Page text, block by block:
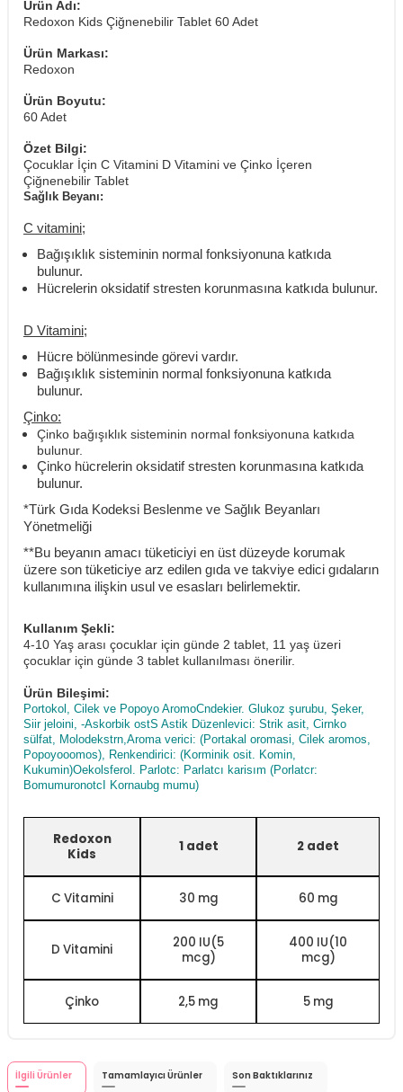
Ürün Adı:
Redoxon Kids Çiğnenebilir Tablet 60 Adet
Ürün Markası:
Redoxon
Ürün Boyutu:
60 Adet
Özet Bilgi:
Çocuklar İçin C Vitamini D Vitamini ve Çinko İçeren
Çiğnenebilir Tablet
Sağlık Beyanı:
C vitamini;
Bağışıklık sisteminin normal fonksiyonuna katkıda
bulunur.
Hücrelerin oksidatif stresten korunmasına katkıda bulunur.
D Vitamini;
Hücre bölünmesinde görevi vardır.
Bağışıklık sisteminin normal fonksiyonuna katkıda
bulunur.
Çinko:
Çinko bağışıklık sisteminin normal fonksiyonuna katkıda
bulunur.
Çinko hücrelerin oksidatif stresten korunmasına katkıda
bulunur.
*Türk Gıda Kodeksi Beslenme ve Sağlık Beyanları
Yönetmeliği
**Bu beyanın amacı tüketiciyi en üst düzeyde korumak
üzere son tüketiciye arz edilen gıda ve takviye edici gıdaların
kullanımına ilişkin usul ve esasları belirlemektir.
Kullanım Şekli:
4-10 Yaş arası çocuklar için günde 2 tablet, 11 yaş üzeri
çocuklar için günde 3 tablet kullanılması önerilir.
Ürün Bileşimi:
Portokol, Cilek ve Popoyo AromoCndekier. Glukoz şurubu, Şeker,
Siir jeloini, -Askorbik ostS Astik Düzenlevici: Strik asit, Cirnko
sülfat, Molodekstrn,Aroma verici: (Portakal oromasi, Cilek aromos,
Popoyooomos), Renkendirici: (Korminik osit. Komin,
Kukumin)Oekolsferol. Parlotc: Parlatcı karisım (Porlatcr:
BomumuronotcI Kornaubg mumu)
Redoxon
Kids
1 adet 2 adet
C Vitamini 30 mg 60 mg
D Vitamini
200 IU(5
mcg)
400 IU(10
mcg)
Çinko 2,5 mg 5 mg
İlgili Ürünler Tamamlayıcı Ürünler Son Baktıklarınız